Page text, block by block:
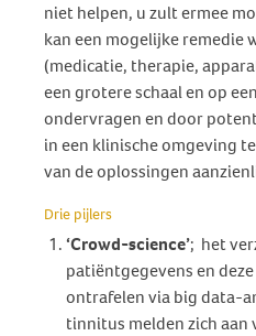
niet helpen, u zult ermee
kan een mogelijke remedie
(medicatie, therapie,
een grotere schaal en op
ondervragen en door
in een klinische omgeving
van de oplossingen
Drie pijlers
‘Crowd-science’; het
patiëntgegevens en
ontrafelen via big data-
tinnitus melden zich aan